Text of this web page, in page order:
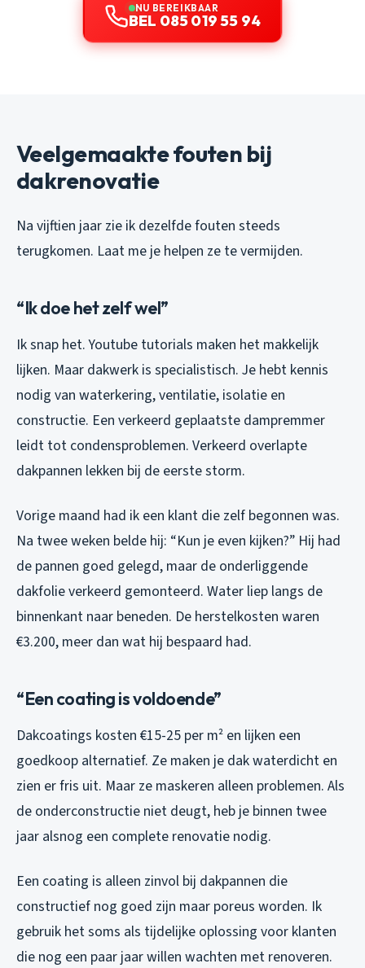
NU BEREIKBAAR
BEL 085 019 55 94
Veelgemaakte fouten bij
dakrenovatie
Na vijftien jaar zie ik dezelfde fouten steeds
terugkomen. Laat me je helpen ze te vermijden.
“Ik doe het zelf wel”
Ik snap het. Youtube tutorials maken het makkelijk
lijken. Maar dakwerk is specialistisch. Je hebt kennis
nodig van waterkering, ventilatie, isolatie en
constructie. Een verkeerd geplaatste dampremmer
leidt tot condensproblemen. Verkeerd overlapte
dakpannen lekken bij de eerste storm.
Vorige maand had ik een klant die zelf begonnen was.
Na twee weken belde hij: “Kun je even kijken?” Hij had
de pannen goed gelegd, maar de onderliggende
dakfolie verkeerd gemonteerd. Water liep langs de
binnenkant naar beneden. De herstelkosten waren
€3.200, meer dan wat hij bespaard had.
“Een coating is voldoende”
Dakcoatings kosten €15-25 per m² en lijken een
goedkoop alternatief. Ze maken je dak waterdicht en
zien er fris uit. Maar ze maskeren alleen problemen. Als
de onderconstructie niet deugt, heb je binnen twee
jaar alsnog een complete renovatie nodig.
Een coating is alleen zinvol bij dakpannen die
constructief nog goed zijn maar poreus worden. Ik
gebruik het soms als tijdelijke oplossing voor klanten
die nog een paar jaar willen wachten met renoveren.